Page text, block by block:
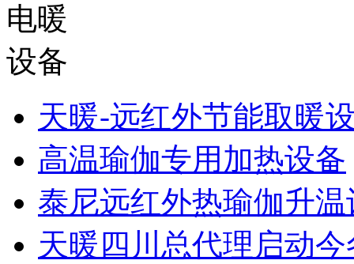
天暖-远红外节能取暖
高温瑜伽专用加热设备
泰尼远红外热瑜伽升
天暖四川总代理启动